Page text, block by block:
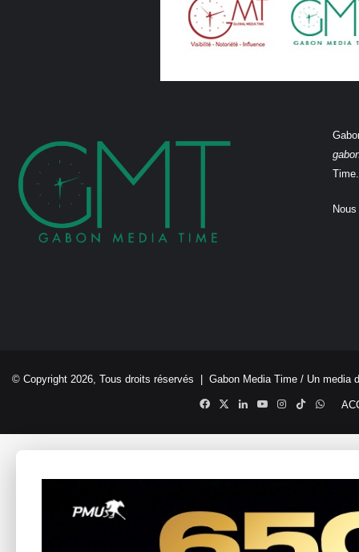
Time.
© Copyright 2026, Tous droits réservés | Gabon Media Time / Un media
Facebook
X LinkedinYouTubeInstagram
TikTok